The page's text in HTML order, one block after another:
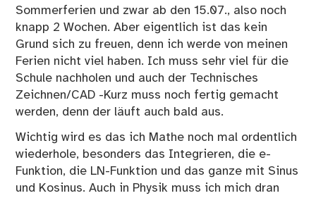
Sommerferien und zwar ab den 15.07., also noch
knapp 2 Wochen. Aber eigentlich ist das kein
Grund sich zu freuen, denn ich werde von meinen
Ferien nicht viel haben. Ich muss sehr viel für die
Schule nachholen und auch der Technisches
Zeichnen/CAD -Kurz muss noch fertig gemacht
werden, denn der läuft auch bald aus.
Wichtig wird es das ich Mathe noch mal ordentlich
wiederhole, besonders das Integrieren, die e-
Funktion, die LN-Funktion und das ganze mit Sinus
und Kosinus. Auch in Physik muss ich mich dran